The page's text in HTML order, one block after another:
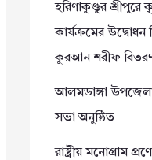
হরিণাকুণ্ডুর শ্রীপুরে
কার্যক্রমের উদ্বোধন
কুরআন শরীফ
আলমডাঙ্গা
সভা অনুষ্ঠিত
রাষ্ট্রীয় মনোগ্রাম